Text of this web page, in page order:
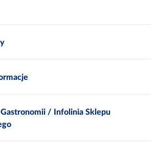
Danych
Kulinarne
w MAKRO Online
Gastronomii / Infolinia Sklepu